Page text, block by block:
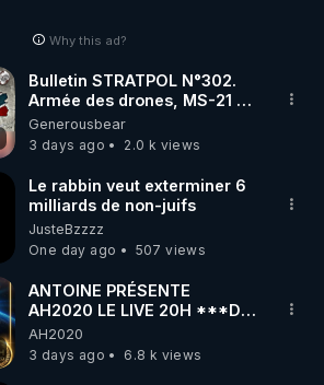
Why this ad?
Bulletin STRATPOL N°302.
Armée des drones, MS-21 en
série, missiles coréens.
07.08.2026.
Generousbear
3 days ago
2.0 k views
Le rabbin veut exterminer 6
milliards de non-juifs
JusteBzzzz
One day ago
507 views
ANTOINE PRÉSENTE
AH2020 LE LIVE 20H ***DU
06/08/2026***
AH2020
3 days ago
6.8 k views